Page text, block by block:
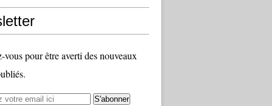
vous pour être averti des nouveaux